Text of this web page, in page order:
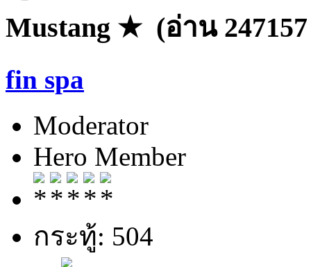
Mustang ★ (อ่าน
fin spa
Moderator
Hero Member
กระทู้: 504